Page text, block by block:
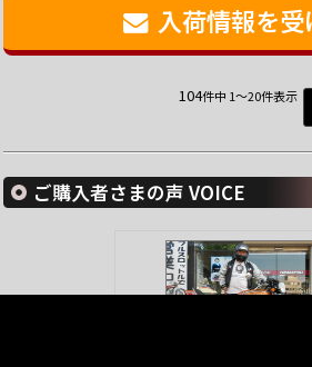
入荷情報を受
104件中 1～20件表示
ご購入者さまの声 VOICE